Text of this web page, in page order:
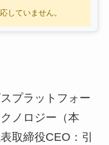
していません。
プラットフォー
ノロジー（本
取締役CEO：引